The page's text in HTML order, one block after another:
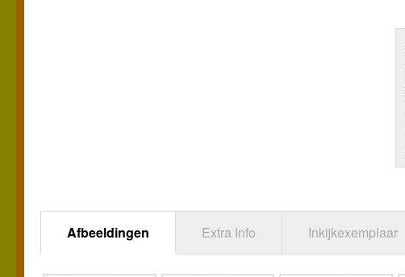
Afbeeldingen Extra Info Inkijkexemplaar